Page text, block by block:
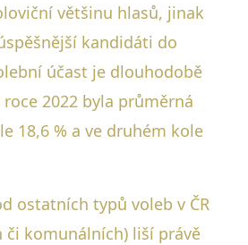
většinu hlasů, jinak
kandidáti do
účast je dlouhodobě
2022 byla průměrná
18,6 % a ve druhém kole
ostatních typů voleb v ČR
či komunálních) liší právě